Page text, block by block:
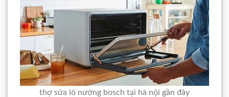
thợ sửa lò nướng bosch tại hà nội gần đây